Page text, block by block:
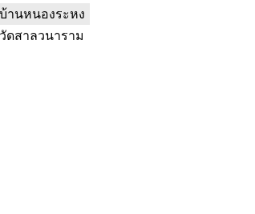
บ้านหนองระหง
วัดสาลวนาราม